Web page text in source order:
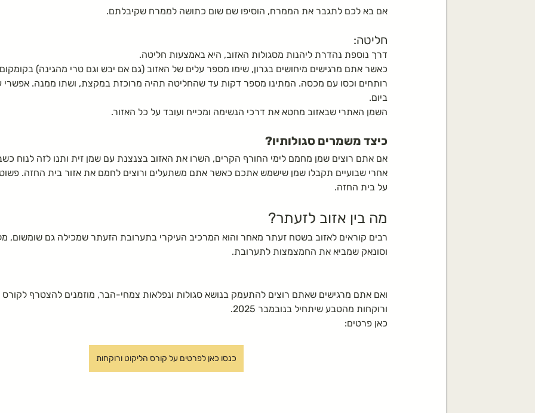
אם בא לכם לתגבר את הממרח, הוסיפו שם שום כתושה לממרח שקיבלתם.
חליטה:
דרך נוספת נהדרת ליהנות מסגולות האזוב, היא באמצעות חליטה.
כאשר אתם מרגישים מיחושים בגרון, שימו מספר עלים של האזוב (גם אם יבש וגם טרי מהגינה)
ביום.
השמן האתרי שבאזוב מחטא את דרכי הנשימה ומכייח ועובד על כל האזור.
כיצד משמרים סגולותיו?
אם אתם רוצים שמן מחמם לימי החורף הקרים, השרו את האזוב בצנצנת עם שמן זית ותנו לזה לנוח
אחרי שבועיים תקבלו שמן שישמש אתכם כאשר אתם משתעלים ורוצים לחמם את אזור בית החזה.
על בית החזה.
מה בין אזוב לזעתר?
רבים קוראים לאזוב בשטח זעתר מאחר והוא המרכיב העיקרי בתערובת הזעתר שמכילה גם שומשום,
וסונאק שמביא את החמצמצות לתערובת.
ואם אתם מרגישים שאתם רוצים להתעמק בנושא סגולות ונפלאות צמחי-הבר, מוזמנים להצטרף לקורס
ורוקחות מהטבע שיתחיל בנובמבר 2025.
כאן פרטים:
כנסו כאן לפרטים על קורס הליקוט ורוקחות